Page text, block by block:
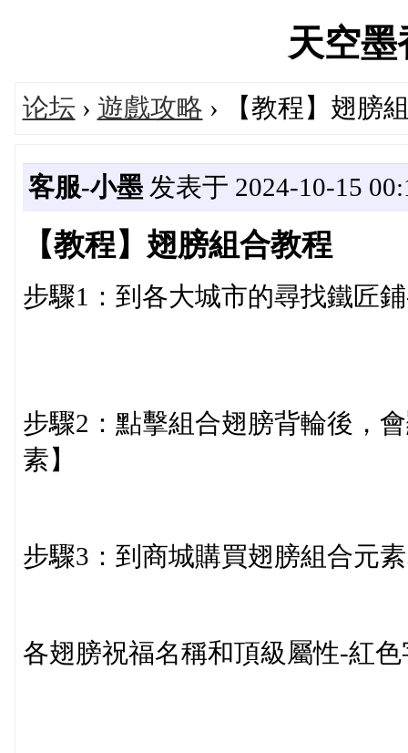
天空
论坛 › 遊戲攻略 › 【教程】翅膀
客服-小墨发表于 2024-10-15
【教程】翅膀組合教程
步驟1：到各大城市的尋找鐵匠
步驟2：點擊組合翅膀背輪後，
素】
步驟3：到商城購買翅膀組合元
各翅膀祝福名稱和頂級屬性-紅